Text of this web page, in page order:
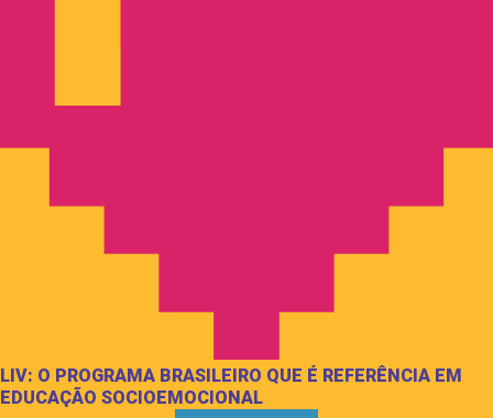
LIV: O PROGRAMA BRASILEIRO QUE É REFERÊNCIA EM
EDUCAÇÃO SOCIOEMOCIONAL